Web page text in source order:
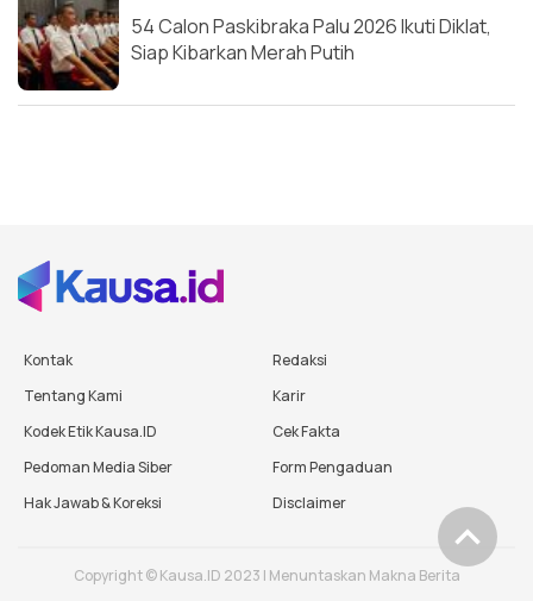
54 Calon Paskibraka Palu 2026 Ikuti Diklat,
Siap Kibarkan Merah Putih
Kontak
Redaksi
Tentang Kami
Karir
Kodek Etik Kausa.ID
Cek Fakta
Pedoman Media Siber
Form Pengaduan
Hak Jawab & Koreksi
Disclaimer
Copyright © Kausa.ID 2023 | Menuntaskan Makna Berita